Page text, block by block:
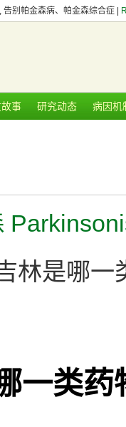
别帕金森病、帕金森综合症 |
事 研究动态 病因机
林是哪一
一类